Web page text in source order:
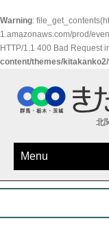
Warning:
1.amazonaws.com/prod/
HTTP/1.1 400 Bad Request
content/themes/
北
Menu